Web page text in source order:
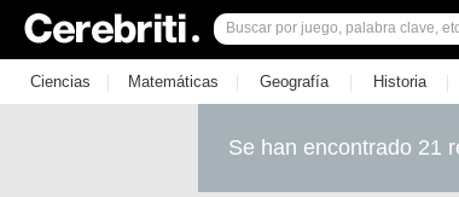
Ciencias | Matemáticas | Geografía | Historia |
Se han encontrado 21